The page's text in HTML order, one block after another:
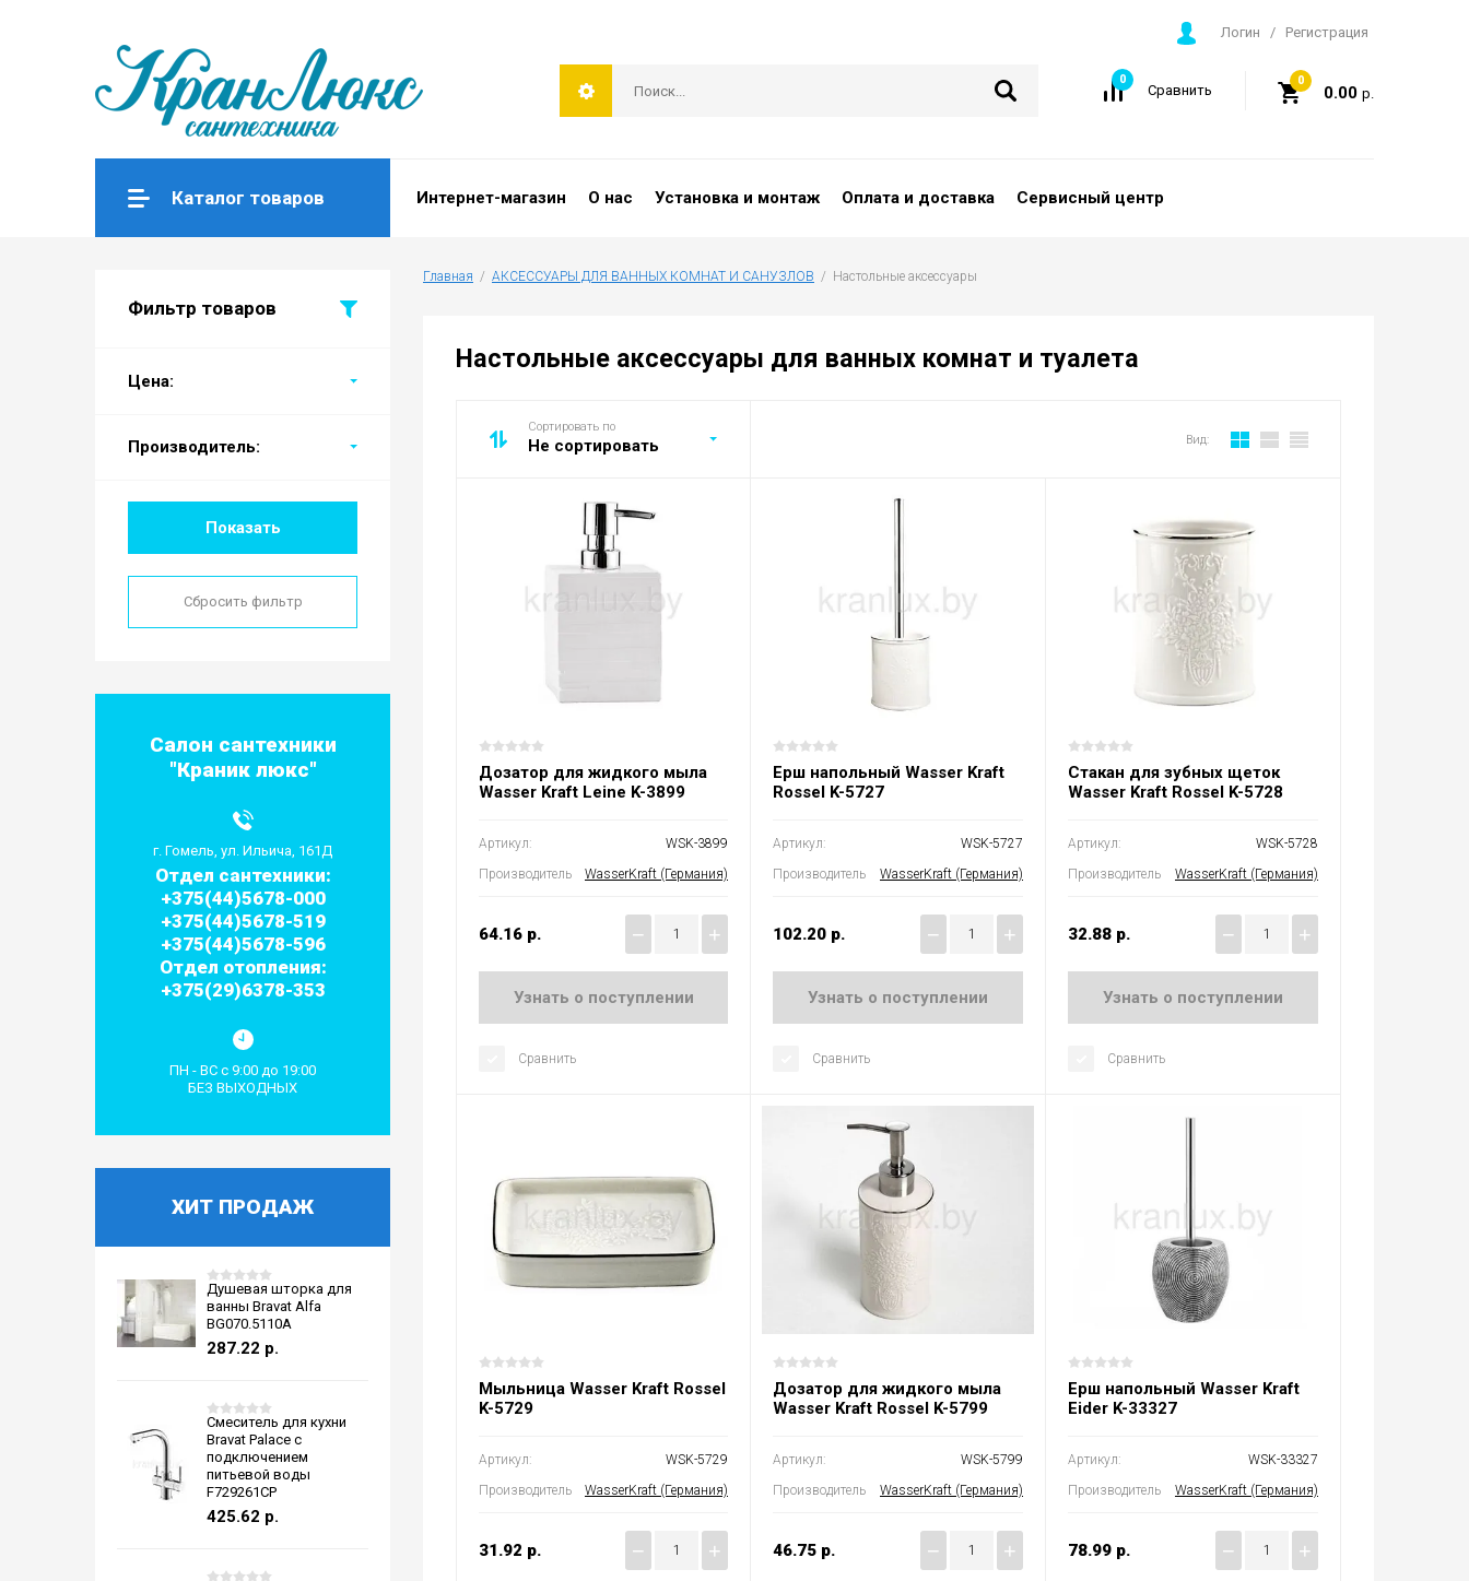
Логин / Регистрация
Сравнить
0 0
0.00 р.
Каталог товаров Интернет-магазин О нас Установка и монтаж Оплата и доставка Сервисный центр
Фильтр товаров
Цена:
Производитель:
Показать
Сбросить фильтр
Салон сантехники
"Краник люкс"
г. Гомель, ул. Ильича, 161Д
Отдел сантехники:
+375(44)5678-000
+375(44)5678-519
+375(44)5678-596
Отдел отопления:
+375(29)6378-353
ПН - ВС с 9:00 до 19:00
БЕЗ ВЫХОДНЫХ
ХИТ ПРОДАЖ
Душевая шторка для
ванны Bravat Alfa
BG070.5110A
287.22 р.
Смеситель для кухни
Bravat Palace с
подключением
питьевой воды
F729261CP
425.62 р.
Главная
  /
АКСЕССУАРЫ ДЛЯ ВАННЫХ КОМНАТ И САНУЗЛОВ
  /  Настольные аксессуары
Настольные аксессуары для ванных комнат и туалета
Сортировать по
Не сортировать Вид:
Дозатор для жидкого мыла
Wasser Kraft Leine K-3899
Артикул:
WSK-3899
Производитель
WasserKraft (Германия)
64.16 р. − +
Узнать о поступлении
Сравнить
Ерш напольный Wasser Kraft
Rossel K-5727
Артикул:
WSK-5727
Производитель
WasserKraft (Германия)
102.20 р. − +
Узнать о поступлении
Сравнить
Стакан для зубных щеток
Wasser Kraft Rossel K-5728
Артикул:
WSK-5728
Производитель
WasserKraft (Германия)
32.88 р. − +
Узнать о поступлении
Сравнить
Мыльница Wasser Kraft Rossel
K-5729
Артикул:
WSK-5729
Производитель
WasserKraft (Германия)
31.92 р. − +
Дозатор для жидкого мыла
Wasser Kraft Rossel K-5799
Артикул:
WSK-5799
Производитель
WasserKraft (Германия)
46.75 р. − +
Ерш напольный Wasser Kraft
Eider K-33327
Артикул:
WSK-33327
Производитель
WasserKraft (Германия)
78.99 р. − +